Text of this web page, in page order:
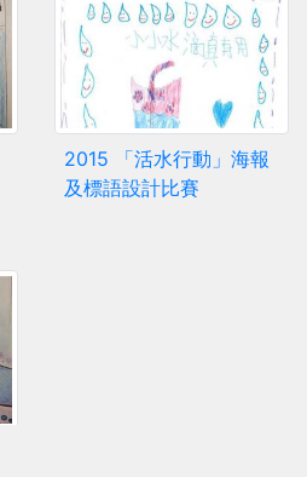
2015 「活水行動」海報
及標語設計比賽